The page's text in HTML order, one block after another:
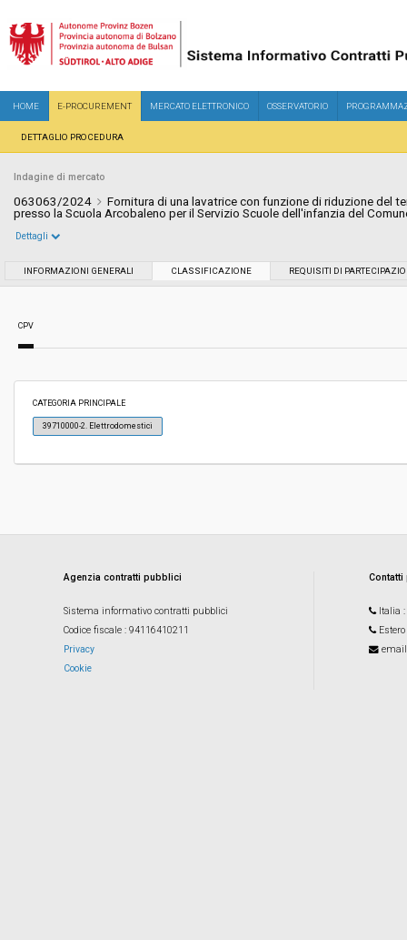
HOME E-PROCUREMENT MERCATO ELETTRONICO OSSERVATORIO
DETTAGLIO PROCEDURA
Indagine di mercato
063063/2024
Fornitura di una lavatrice con funzione di riduzione del
presso la Scuola Arcobaleno per il Servizio Scuole dell'infanzia del
Svolgimento: In corso
ribasso:
Dettagli
INFORMAZIONI GENERALI CLASSIFICAZIONE REQUISITI DI
CPV
CATEGORIA PRINCIPALE
39710000-2. Elettrodomestici
Agenzia contratti pubblici
Sistema informativo contratti pubblici
Codice fiscale : 94116410211
Privacy
Cookie
Italia
Estero
email